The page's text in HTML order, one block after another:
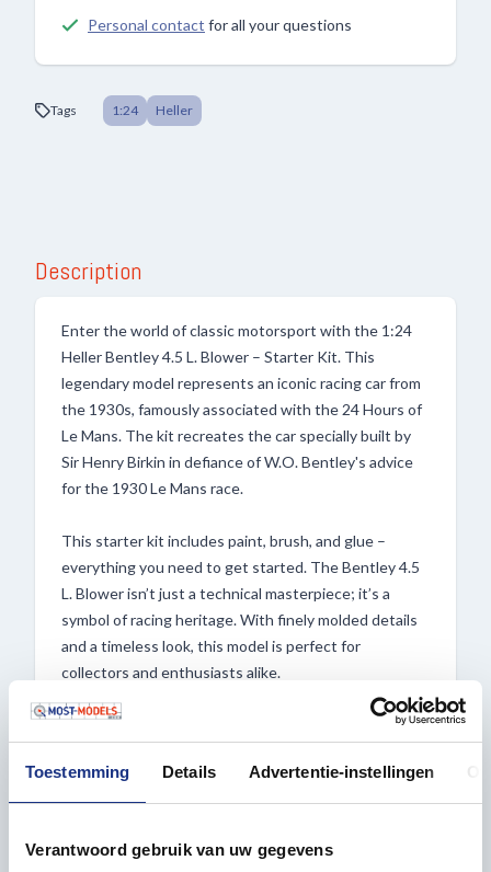
Toestemming Details Advertentie-instellingen
Verantwoord gebruik van uw gegevens
Personal contact for all your questions
Tags 1:24 Heller
Description
Enter the world of classic motorsport with the 1:24
Heller Bentley 4.5 L. Blower – Starter Kit. This
legendary model represents an iconic racing car from
the 1930s, famously associated with the 24 Hours of
Le Mans. The kit recreates the car specially built by
Sir Henry Birkin in defiance of W.O. Bentley's advice
for the 1930 Le Mans race.
This starter kit includes paint, brush, and glue –
everything you need to get started. The Bentley 4.5
L. Blower isn’t just a technical masterpiece; it’s a
symbol of racing heritage. With finely molded details
and a timeless look, this model is perfect for
collectors and enthusiasts alike.
Order now from Most-Models.com and enjoy fast
Features:
– Starter kit includes basic acrylic paints, brush, and